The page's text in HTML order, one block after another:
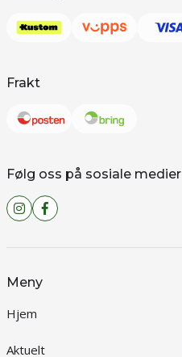
Frakt
Følg oss på sosiale medier
Meny
Hjem
Aktuelt